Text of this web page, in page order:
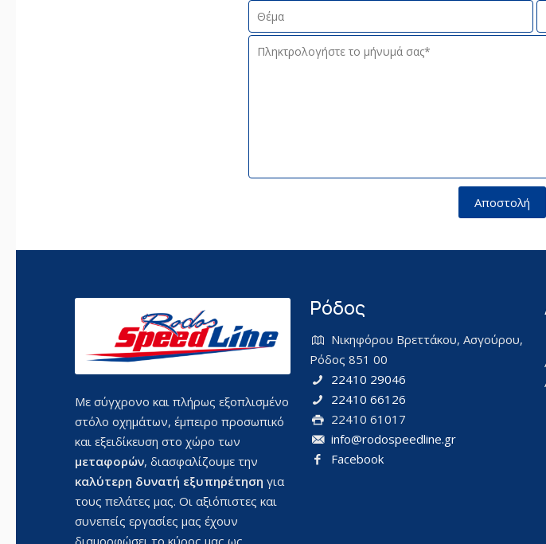
Με σύγχρονο και πλήρως εξοπλισμένο
στόλο οχημάτων, έμπειρο προσωπικό
και εξειδίκευση στο χώρο των
μεταφορών, διασφαλίζουμε την
καλύτερη δυνατή εξυπηρέτηση για
τους πελάτες μας. Οι αξιόπιστες και
συνεπείς εργασίες μας έχουν
διαμορφώσει το κύρος μας ως
Ρόδος
Νικηφόρου Βρεττάκου, Ασγούρου,
Ρόδος 851 00
22410 29046
22410 66126
22410 61017
info@rodospeedline.gr
Facebook